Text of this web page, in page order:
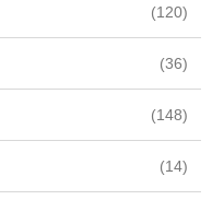
(120)
(36)
(148)
(14)